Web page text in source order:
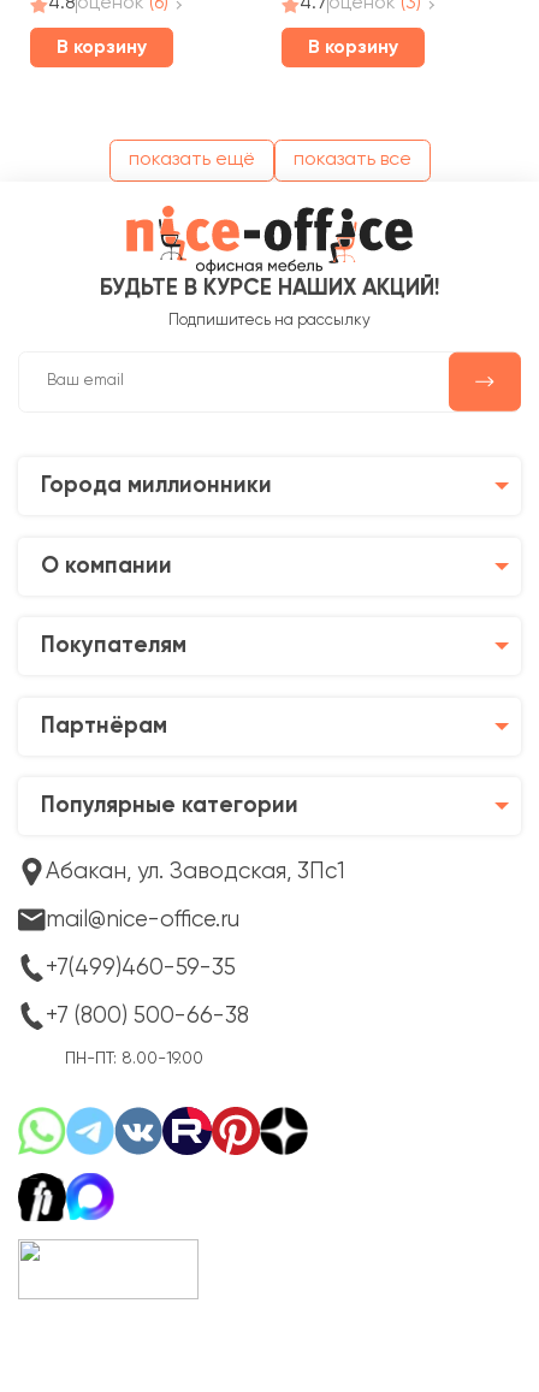
В корзину В корзину
показать ещё показать все
БУДЬТЕ В КУРСЕ НАШИХ АКЦИЙ!
Подпишитесь на рассылку
Города миллионники
О компании
Покупателям
Партнёрам
Популярные категории
Абакан, ул. Заводская, 3Пс1
mail@nice-office.ru
+7(499)460-59-35
+7 (800) 500-66-38
ПН-ПТ: 8.00-19.00